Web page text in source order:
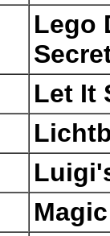
Lego
Let It